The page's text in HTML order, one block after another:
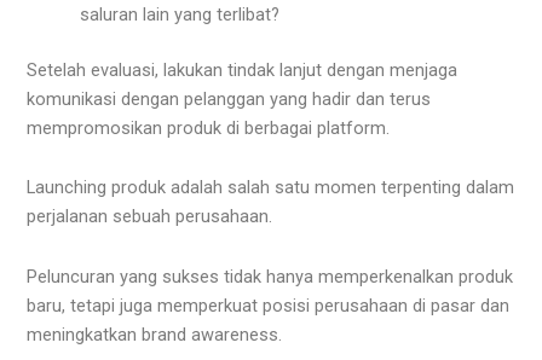
saluran lain yang terlibat?
Setelah evaluasi, lakukan tindak lanjut dengan menjaga
komunikasi dengan pelanggan yang hadir dan terus
mempromosikan produk di berbagai platform.
Launching produk adalah salah satu momen terpenting dalam
perjalanan sebuah perusahaan.
Peluncuran yang sukses tidak hanya memperkenalkan produk
baru, tetapi juga memperkuat posisi perusahaan di pasar dan
meningkatkan brand awareness.